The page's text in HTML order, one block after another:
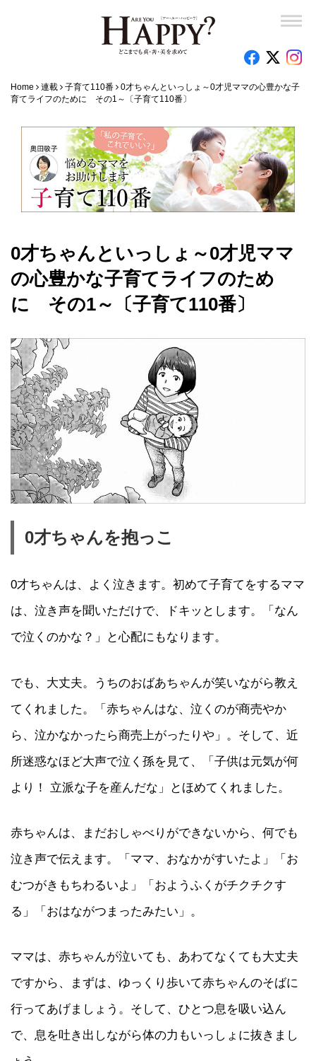
Home 連載 子育て110番
0才ちゃんといっしょ～0才児ママの心豊かな子
育てライフのために その1～〔子育て110番〕
0才ちゃんといっしょ～0才児ママ
の心豊かな子育てライフのため
に その1～〔子育て110番〕
0才ちゃんを抱っこ
0才ちゃんは、よく泣きます。初めて子育てをするママ
は、泣き声を聞いただけで、ドキッとします。「なん
で泣くのかな？」と心配にもなります。
でも、大丈夫。うちのおばあちゃんが笑いながら教え
てくれました。「赤ちゃんはな、泣くのが商売やか
ら、泣かなかったら商売上がったりや」。そして、近
所迷惑なほど大声で泣く孫を見て、「子供は元気が何
より！ 立派な子を産んだな」とほめてくれました。
赤ちゃんは、まだおしゃべりができないから、何でも
泣き声で伝えます。「ママ、おなかがすいたよ」「お
むつがきもちわるいよ」「おようふくがチクチクす
る」「おはながつまったみたい」。
ママは、赤ちゃんが泣いても、あわてなくても大丈夫
ですから、まずは、ゆっくり歩いて赤ちゃんのそばに
行ってあげましょう。そして、ひとつ息を吸い込ん
で、息を吐き出しながら体の力もいっしょに抜きまし